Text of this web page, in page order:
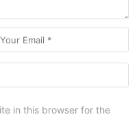
in this browser for the